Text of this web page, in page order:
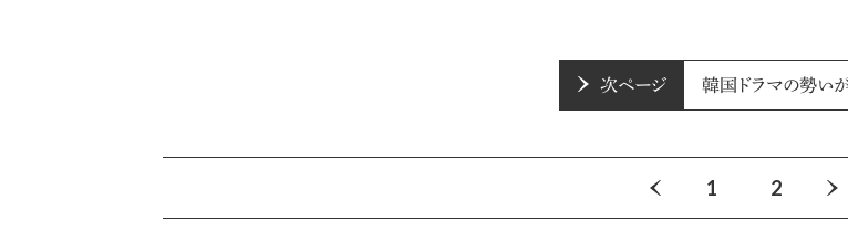
次ページ 韓国ドラマの勢い
1 2